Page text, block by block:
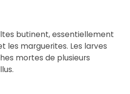
butinent, essentiellement
les marguerites. Les larves
mortes de plusieurs